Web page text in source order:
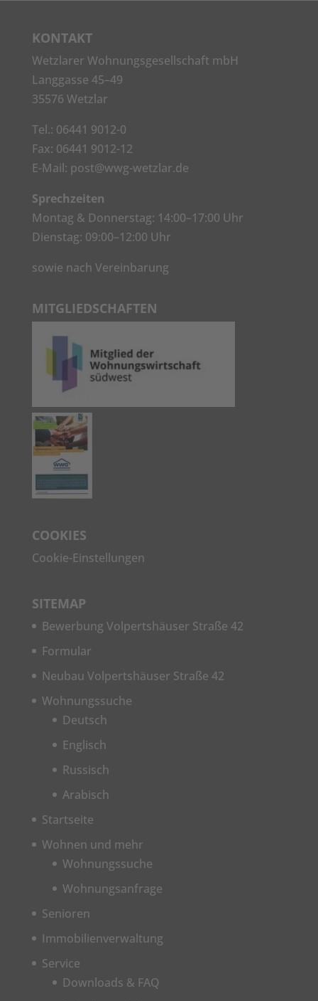
KONTAKT
Wetzlarer Wohnungsgesellschaft mbH
Langgasse 45–49
35576 Wetzlar
Tel.: 06441 9012-0
Fax: 06441 9012-12
E-Mail: post@wwg-wetzlar.de
Sprechzeiten
Montag & Donnerstag: 14:00–17:00 Uhr
Dienstag: 09:00–12:00 Uhr
sowie nach Vereinbarung
MITGLIEDSCHAFTEN
COOKIES
Cookie-Einstellungen
SITEMAP
Bewerbung Volpertshäuser Straße 42
Formular
Neubau Volpertshäuser Straße 42
Wohnungssuche
Deutsch
Englisch
Russisch
Arabisch
Startseite
Wohnen und mehr
Wohnungssuche
Wohnungsanfrage
Senioren
Immobilienverwaltung
Service
Downloads & FAQ